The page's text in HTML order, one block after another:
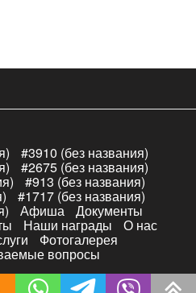
#3910 (без названия)
#2675 (без названия)
#913 (без названия)
#1717 (без названия)
Афиша Документы
Наши награды О нас
Фотогалерея
вопросы